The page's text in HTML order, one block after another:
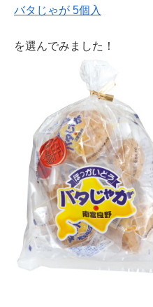
バタじゃが 5個入
を選んでみました！